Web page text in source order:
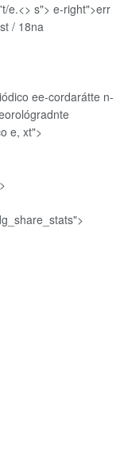
e.<> s"> e-right">err
/ 18na
ee-cordarátte n-
e, xt">